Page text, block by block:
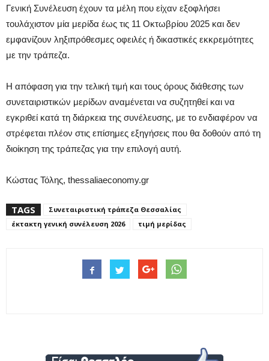
Γενική Συνέλευση έχουν τα μέλη που είχαν εξοφλήσει
τουλάχιστον μία μερίδα έως τις 11 Οκτωβρίου 2025 και δεν
εμφανίζουν ληξιπρόθεσμες οφειλές ή δικαστικές εκκρεμότητες
με την τράπεζα.
Η απόφαση για την τελική τιμή και τους όρους διάθεσης των
συνεταιριστικών μερίδων αναμένεται να συζητηθεί και να
εγκριθεί κατά τη διάρκεια της συνέλευσης, με το ενδιαφέρον να
στρέφεται πλέον στις επίσημες εξηγήσεις που θα δοθούν από τη
διοίκηση της τράπεζας για την επιλογή αυτή.
Κώστας Τόλης, thessaliaeconomy.gr
TAGS
Συνεταιριστική τράπεζα Θεσσαλίας
έκτακτη γενική συνέλευση 2026
τιμή μερίδας